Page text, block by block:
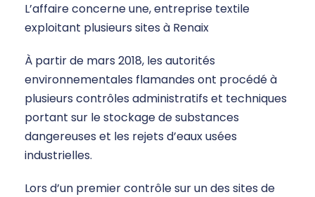
L’affaire concerne une, entreprise textile
exploitant plusieurs sites à Renaix
À partir de mars 2018, les autorités
environnementales flamandes ont procédé à
plusieurs contrôles administratifs et techniques
portant sur le stockage de substances
dangereuses et les rejets d’eaux usées
industrielles.
Lors d’un premier contrôle sur un des sites de